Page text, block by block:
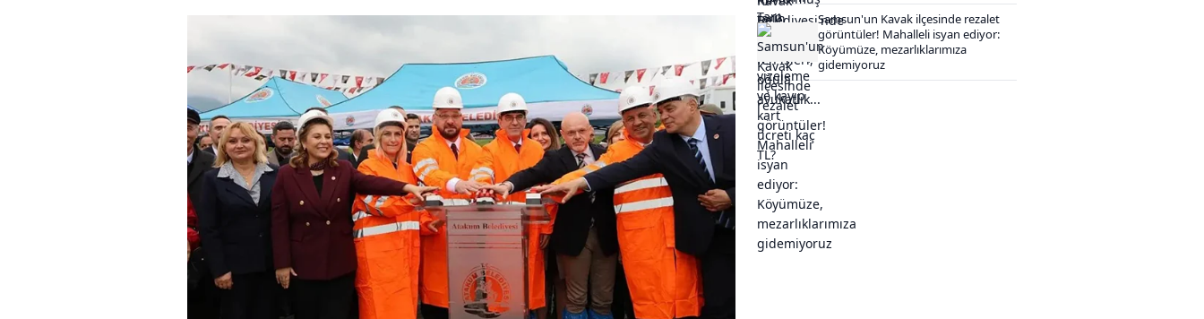
Samsun'un Kavak ilçesinde rezalet
görüntüler! Mahalleli isyan ediyor:
Köyümüze, mezarlıklarımıza
gidemiyoruz